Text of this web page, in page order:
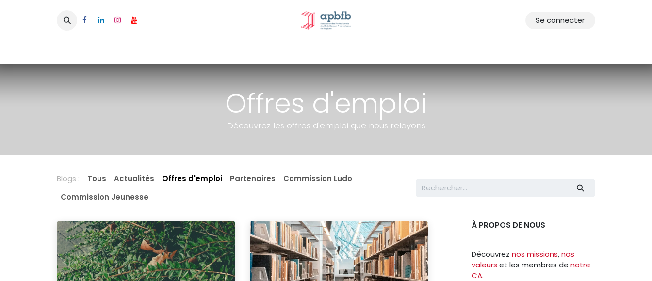
Se connecter
Offres d'emploi
Découvrez les offres d'emploi que nous relayons
Blogs : Tous Actualités Offres d'emploi Partenaires
Commission Ludo
Commission Jeunesse
À PROPOS DE NOUS
Découvrez nos missions,nos
valeurs et les membres de notre
CA.